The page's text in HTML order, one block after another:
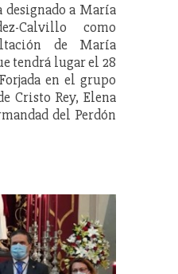
designado a María
Calvillo como
de María
tendrá lugar el 28
en el grupo
Cristo Rey, Elena
del Perdón